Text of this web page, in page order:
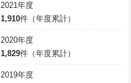
2021年度
1,910件（年度累計）
2020年度
1,829件（年度累計）
2019年度